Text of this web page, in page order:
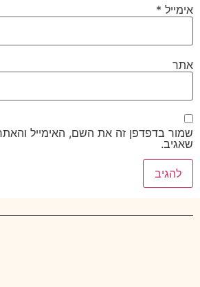
אימייל *
אתר
שמור בדפדפן זה את השם, האימייל
שאגיב.